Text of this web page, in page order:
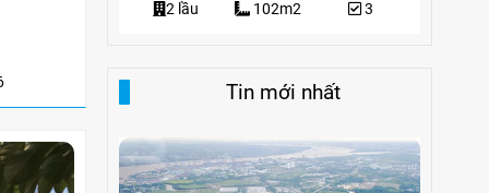
2 lầu 102m2 3
Tin mới nhất